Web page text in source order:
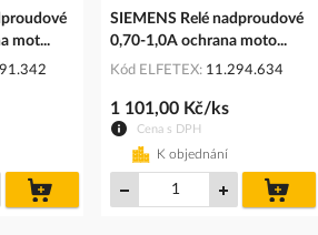
mot...
košíku
SIEMENS Relé nadproudové
0,70-1,0A ochrana moto...
Kód ELFETEX 11.294.634
Cena s DPH
1 101,00 Kč/ks
K objednání